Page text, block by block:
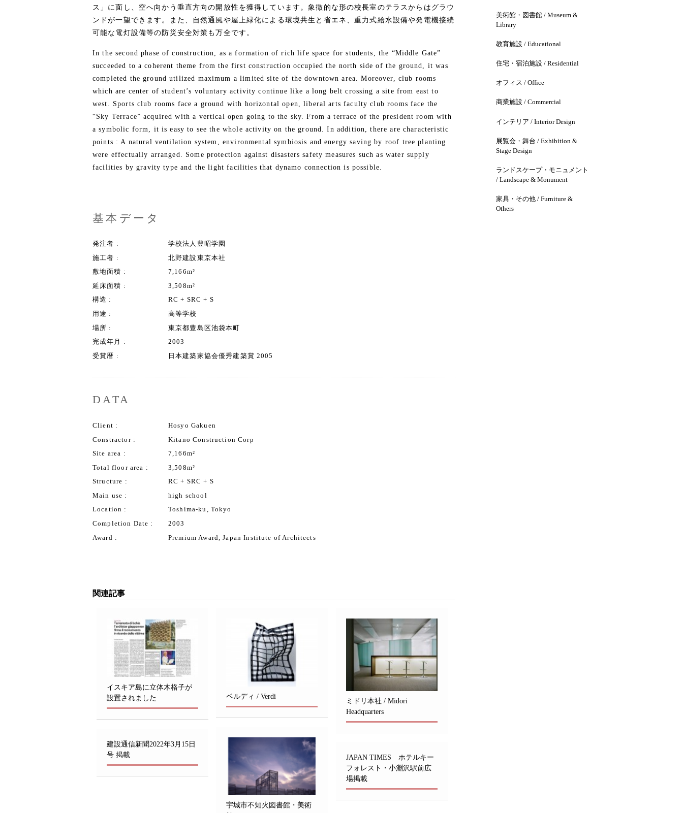
ス」に面し、空へ向かう垂直方向の開放性を獲得しています。象徴的な形の校長室のテラスからはグラウ
ンドが一望できます。また、自然通風や屋上緑化による環境共生と省エネ、重力式給水設備や発電機接続
可能な電灯設備等の防災安全対策も万全です。
In the second phase of construction, as a formation of rich life space for students, the “Middle Gate”
succeeded to a coherent theme from the first construction occupied the north side of the ground, it was
completed the ground utilized maximum a limited site of the downtown area. Moreover, club rooms
which are center of student’s voluntary activity continue like a long belt crossing a site from east to
west. Sports club rooms face a ground with horizontal open, liberal arts faculty club rooms face the
“Sky Terrace” acquired with a vertical open going to the sky. From a terrace of the president room with
a symbolic form, it is easy to see the whole activity on the ground. In addition, there are characteristic
points : A natural ventilation system, environmental symbiosis and energy saving by roof tree planting
were effectually arranged. Some protection against disasters safety measures such as water supply
facilities by gravity type and the light facilities that dynamo connection is possible.
基本データ
発注者
学校法人豊昭学園
施工者
北野建設東京本社
敷地面積
7,166m²
延床面積
3,508m²
構造
RC + SRC + S
用途
高等学校
場所
東京都豊島区池袋本町
完成年月
2003
受賞暦
日本建築家協会優秀建築賞 2005
DATA
Client
Hosyo Gakuen
Constractor
Kitano Construction Corp
Site area
7,166m²
Total floor area
3,508m²
Structure
RC + SRC + S
Main use
high school
Location
Toshima-ku, Tokyo
Completion Date
2003
Award
Premium Award, Japan Institute of Architects
関連記事
イスキア島に立体木格子が
設置されました
ベルディ / Verdi
ミドリ本社 / Midori
Headquarters
宇城市不知火図書館・美術
建設通信新聞2022年3月15日
号 掲載
JAPAN TIMES ホテルキー
フォレスト・小淵沢駅前広
場掲載
美術館・図書館 / Museum &
Library
教育施設 / Educational
住宅・宿泊施設 / Residential
オフィス / Office
商業施設 / Commercial
インテリア / Interior Design
展覧会・舞台 / Exhibition &
Stage Design
ランドスケープ・モニュメント
/ Landscape & Monument
家具・その他 / Furniture &
Others